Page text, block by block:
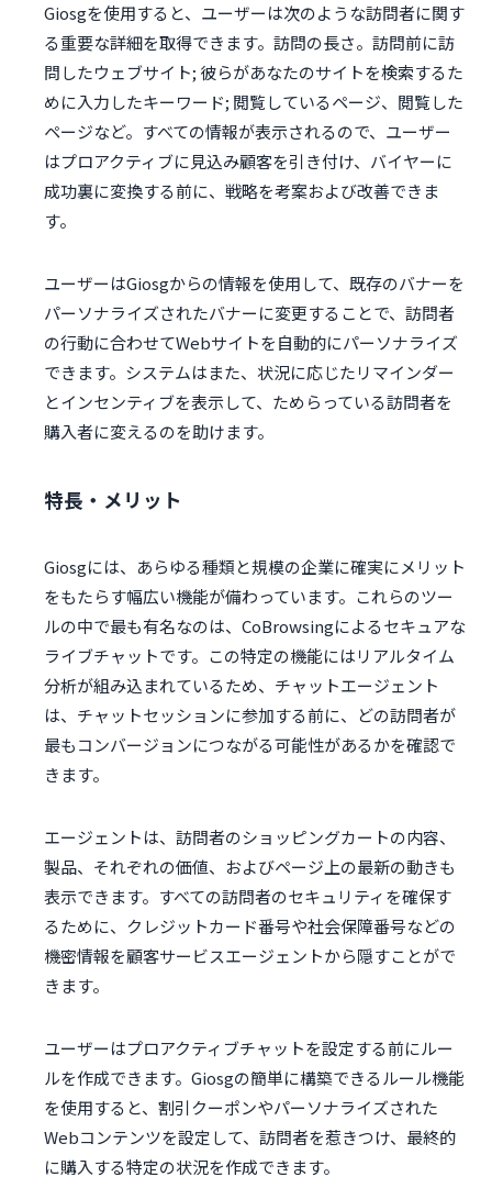
Giosgを使用すると、ユーザーは次のような訪問者に関す
る重要な詳細を取得できます。訪問の長さ。訪問前に訪
問したウェブサイト; 彼らがあなたのサイトを検索するた
めに入力したキーワード; 閲覧しているページ、閲覧した
ページなど。すべての情報が表示されるので、ユーザー
はプロアクティブに見込み顧客を引き付け、バイヤーに
成功裏に変換する前に、戦略を考案および改善できま
す。
ユーザーはGiosgからの情報を使用して、既存のバナーを
パーソナライズされたバナーに変更することで、訪問者
の行動に合わせてWebサイトを自動的にパーソナライズ
できます。システムはまた、状況に応じたリマインダー
とインセンティブを表示して、ためらっている訪問者を
購入者に変えるのを助けます。
特長・メリット
Giosgには、あらゆる種類と規模の企業に確実にメリット
をもたらす幅広い機能が備わっています。これらのツー
ルの中で最も有名なのは、CoBrowsingによるセキュアな
ライブチャットです。この特定の機能にはリアルタイム
分析が組み込まれているため、チャットエージェント
は、チャットセッションに参加する前に、どの訪問者が
最もコンバージョンにつながる可能性があるかを確認で
きます。
エージェントは、訪問者のショッピングカートの内容、
製品、それぞれの価値、およびページ上の最新の動きも
表示できます。すべての訪問者のセキュリティを確保す
るために、クレジットカード番号や社会保障番号などの
機密情報を顧客サービスエージェントから隠すことがで
きます。
ユーザーはプロアクティブチャットを設定する前にルー
ルを作成できます。Giosgの簡単に構築できるルール機能
を使用すると、割引クーポンやパーソナライズされた
Webコンテンツを設定して、訪問者を惹きつけ、最終的
に購入する特定の状況を作成できます。